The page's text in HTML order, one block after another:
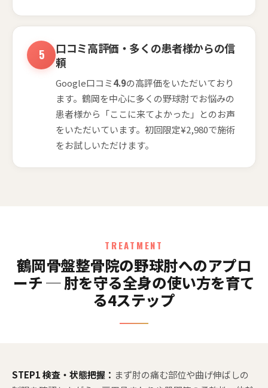
口コミ高評価・多くの患者様からの信
頼
Google口コミ4.9の高評価をいただいており
ます。鶴岡を中心に多くの野球肘でお悩みの
患者様から「ここに来てよかった」とのお声
をいただいています。初回限定¥2,980で施術
をお試しいただけます。
TREATMENT
鶴岡骨盤整骨院の野球肘へのアプロ
ーチ ─ 肘を守る全身の使い方を育て
る4ステップ
STEP1 検査・状態把握： まず肘の痛む部位や曲げ伸ばしの